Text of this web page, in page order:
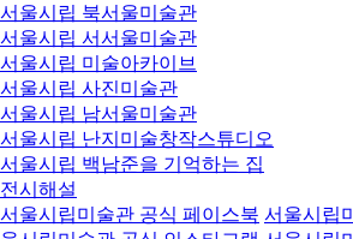
서울시립 북서울미술관
서울시립 서서울미술관
서울시립 미술아카이브
서울시립 사진미술관
서울시립 남서울미술관
서울시립 난지미술창작스튜디오
서울시립 백남준을 기억하는 집
전시해설
서울시립미술관 공식 페이스북 서울시립